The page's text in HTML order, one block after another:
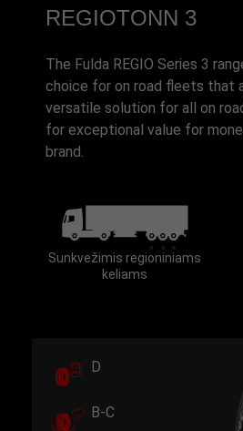
REGIOTONN 3
The Fulda REGIO Series 3
choice for on road fleets that
versatile solution for all on
for exceptional value for
brand.
Sunkvežimis regioniniams
keliams
D
B-C